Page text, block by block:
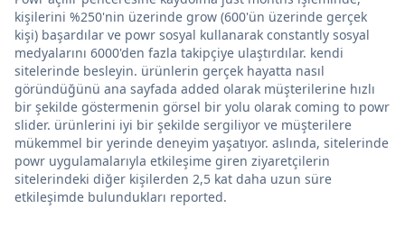
kişilerini %250'nin üzerinde grow (600'ün üzerinde gerçek
kişi) başardılar ve powr sosyal kullanarak constantly sosyal
medyalarını 6000'den fazla takipçiye ulaştırdılar. kendi
sitelerinde besleyin. ürünlerin gerçek hayatta nasıl
göründüğünü ana sayfada added olarak müşterilerine hızlı
bir şekilde göstermenin görsel bir yolu olarak coming to powr
slider. ürünlerini iyi bir şekilde sergiliyor ve müşterilere
mükemmel bir yerinde deneyim yaşatıyor. aslında, sitelerinde
powr uygulamalarıyla etkileşime giren ziyaretçilerin
sitelerindeki diğer kişilerden 2,5 kat daha uzun süre
etkileşimde bulundukları reported.